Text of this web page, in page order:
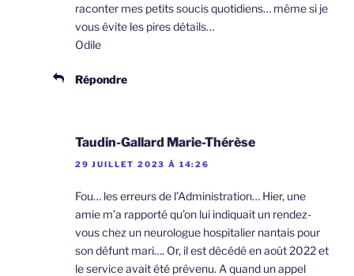
raconter mes petits soucis quotidiens… même si je
vous évite les pires détails…
Odile
Répondre
Taudin-Gallard Marie-Thérèse
29 JUILLET 2023 À 14:26
Fou… les erreurs de l’Administration… Hier, une
amie m’a rapporté qu’on lui indiquait un rendez-
vous chez un neurologue hospitalier nantais pour
son défunt mari…. Or, il est décédé en août 2022 et
le service avait été prévenu. A quand un appel